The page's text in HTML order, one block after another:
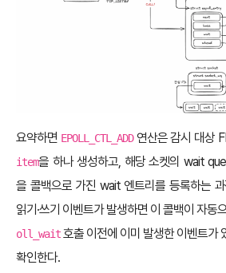
요약하면 EPOLL_CTL_ADD연산은 감시 대상
item을 하나 생성하고, 해당 소켓의 wait
을 콜백으로 가진 wait 엔트리를 등록하는
읽기·쓰기 이벤트가 발생하면 이 콜백이 자동
oll_wait호출 이전에 이미 발생한 이벤트가
확인한다.